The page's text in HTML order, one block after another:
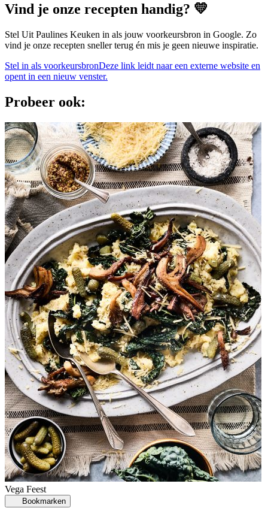
Vind je onze recepten handig? 💛
Stel Uit Paulines Keuken in als jouw voorkeursbron in Google. Zo
vind je onze recepten sneller terug én mis je geen nieuwe inspiratie.
Stel in als voorkeursbronDeze link leidt naar een externe website en
opent in een nieuw venster.
Probeer ook:
Vega Feest
Bookmarken